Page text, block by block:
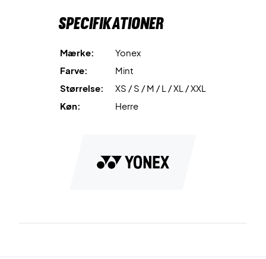
Specifikationer
Mærke:
Yonex
Farve:
Mint
Størrelse:
XS / S / M / L / XL / XXL
Køn:
Herre